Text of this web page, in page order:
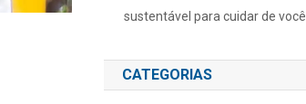
sustentável para cuidar de você
CATEGORIAS